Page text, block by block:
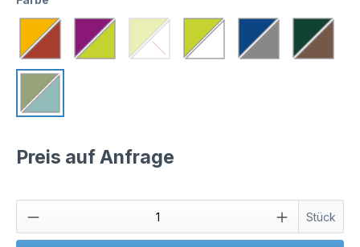
Preis auf Anfrage
Stück